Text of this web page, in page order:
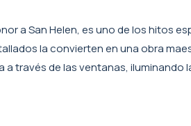
a San Helen, es uno de los hitos
la convierten en una obra
través de las ventanas, iluminando